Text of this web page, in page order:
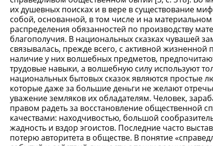
их душевных поисках и в вере в существование
собой, основанной, в том числе и на
распределения обязанностей по производству
благополучия. В национальных сказках чувашей
связывалась, прежде всего, с активной
наличие у них волшебных предметов,
трудовые навыки, а волшебную силу используют
национальных бытовых сказок являются простые
которые даже за большие деньги не желают
уважение земляков их обладателям. Человек,
правом радеть за восстановление общественной
качествами: находчивостью, большой
жадность и вздор эгоистов. Последние часто
потерю авторитета в обществе. В понятие